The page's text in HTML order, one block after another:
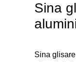
Sina
Sina